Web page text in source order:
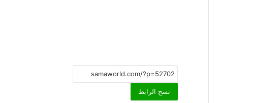
نسخ الرابط